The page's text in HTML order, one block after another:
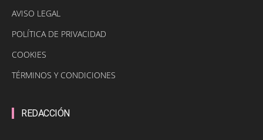
AVISO LEGAL
POLÍTICA DE PRIVACIDAD
COOKIES
TÉRMINOS Y CONDICIONES
REDACCIÓN